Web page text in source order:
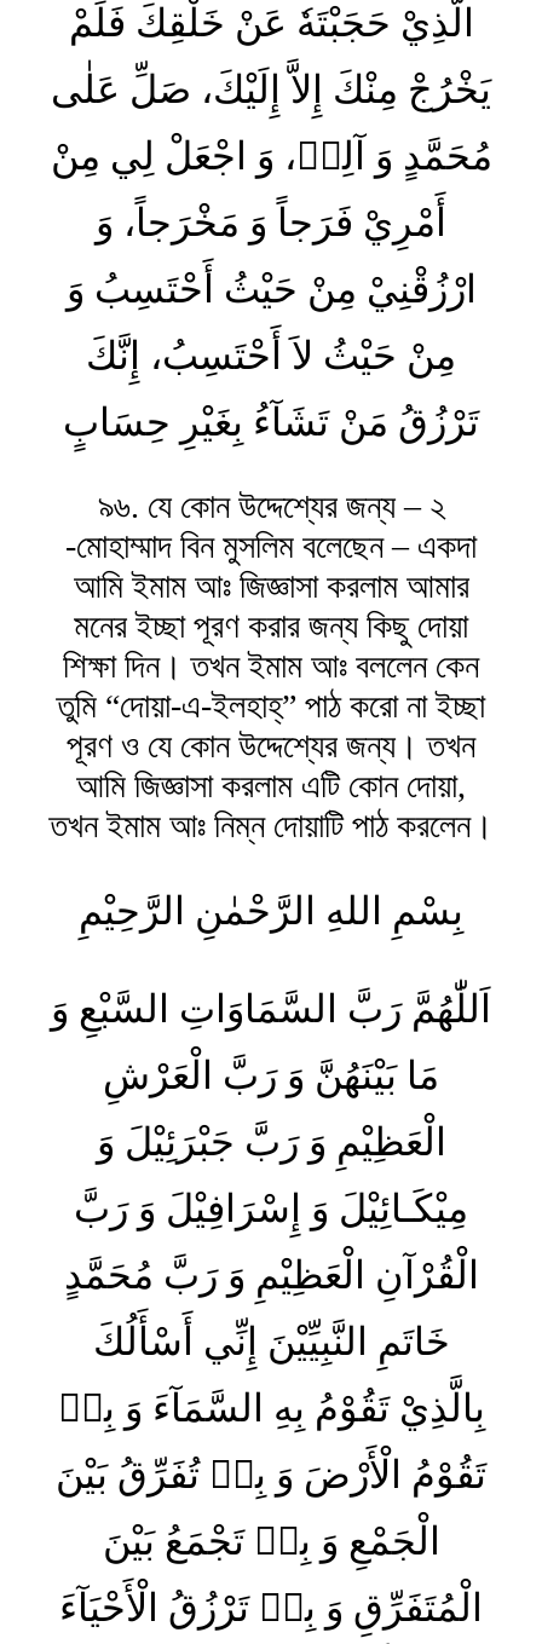
الَّذِيْ حَجَبْتَهٗ عَنْ خَلْقِكَ فَلَمْ
يَخْرُجْ مِنْكَ إِلاَّ إِلَيْكَ‏، صَلِّ عَلٰى
مُحَمَّدٍ وَ آلِهٖ، وَ اجْعَلْ لِي مِنْ
أَمْرِيْ فَرَجاً وَ مَخْرَجاً، وَ
ارْزُقْنِيْ مِنْ حَيْثُ أَحْتَسِبُ وَ
مِنْ حَيْثُ لاَ أَحْتَسِبُ، إِنَّكَ
تَرْزُقُ مَنْ تَشَآءُ بِغَيْرِ حِسَابٍ
৯৬. যে কোন উদ্দেশ্যের জন্য – ২
-মোহাম্মাদ বিন মুসলিম বলেছেন – একদা
আমি ইমাম আঃ জিজ্ঞাসা করলাম আমার
মনের ইচ্ছা পূরণ করার জন্য কিছু দোয়া
শিক্ষা দিন। তখন ইমাম আঃ বললেন কেন
তুমি “দোয়া-এ-ইলহাহ্” পাঠ করো না ইচ্ছা
পূরণ ও যে কোন উদ্দেশ্যের জন্য। তখন
আমি জিজ্ঞাসা করলাম এটি কোন দোয়া,
তখন ইমাম আঃ নিম্ন দোয়াটি পাঠ করলেন।
بِسْمِ اللهِ الرَّحْمٰنِ الرَّحِیْمِ
اَللّٰهُمَّ رَبَّ السَّمَاوَاتِ السَّبْعِ وَ
مَا بَيْنَهُنَّ وَ رَبَّ الْعَرْشِ
الْعَظِيْمِ وَ رَبَّ جَبْرَئِيْلَ وَ
مِيْكَـائِيْلَ وَ إِسْرَافِيْلَ وَ رَبَّ
الْقُرْآنِ الْعَظِيْمِ وَ رَبَّ مُحَمَّدٍ
خَاتَمِ النَّبِيِّيْنَ إِنِّي أَسْأَلُكَ
بِالَّذِيْ تَقُوْمُ بِهِ السَّمَآءَ وَ بِهٖ
تَقُوْمُ الْأَرْضَ وَ بِهٖ تُفَرِّقُ بَيْنَ
الْجَمْعِ وَ بِهٖ تَجْمَعُ بَيْنَ
الْمُتَفَرِّقِ وَ بِهٖ تَرْزُقُ الْأَحْيَآءَ